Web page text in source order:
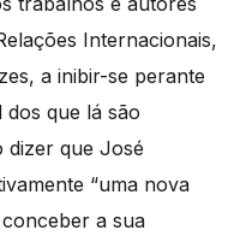
Internacionais,
a inibir-se perante
que lá são
dizer que José
“uma nova
a sua